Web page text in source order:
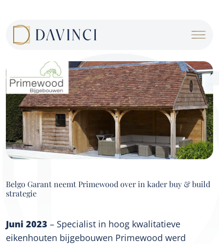
Belgo Garant neemt Primewood over in kader buy & build
strategie
Juni 2023 – Specialist in hoog kwalitatieve
eikenhouten bijgebouwen Primewood werd